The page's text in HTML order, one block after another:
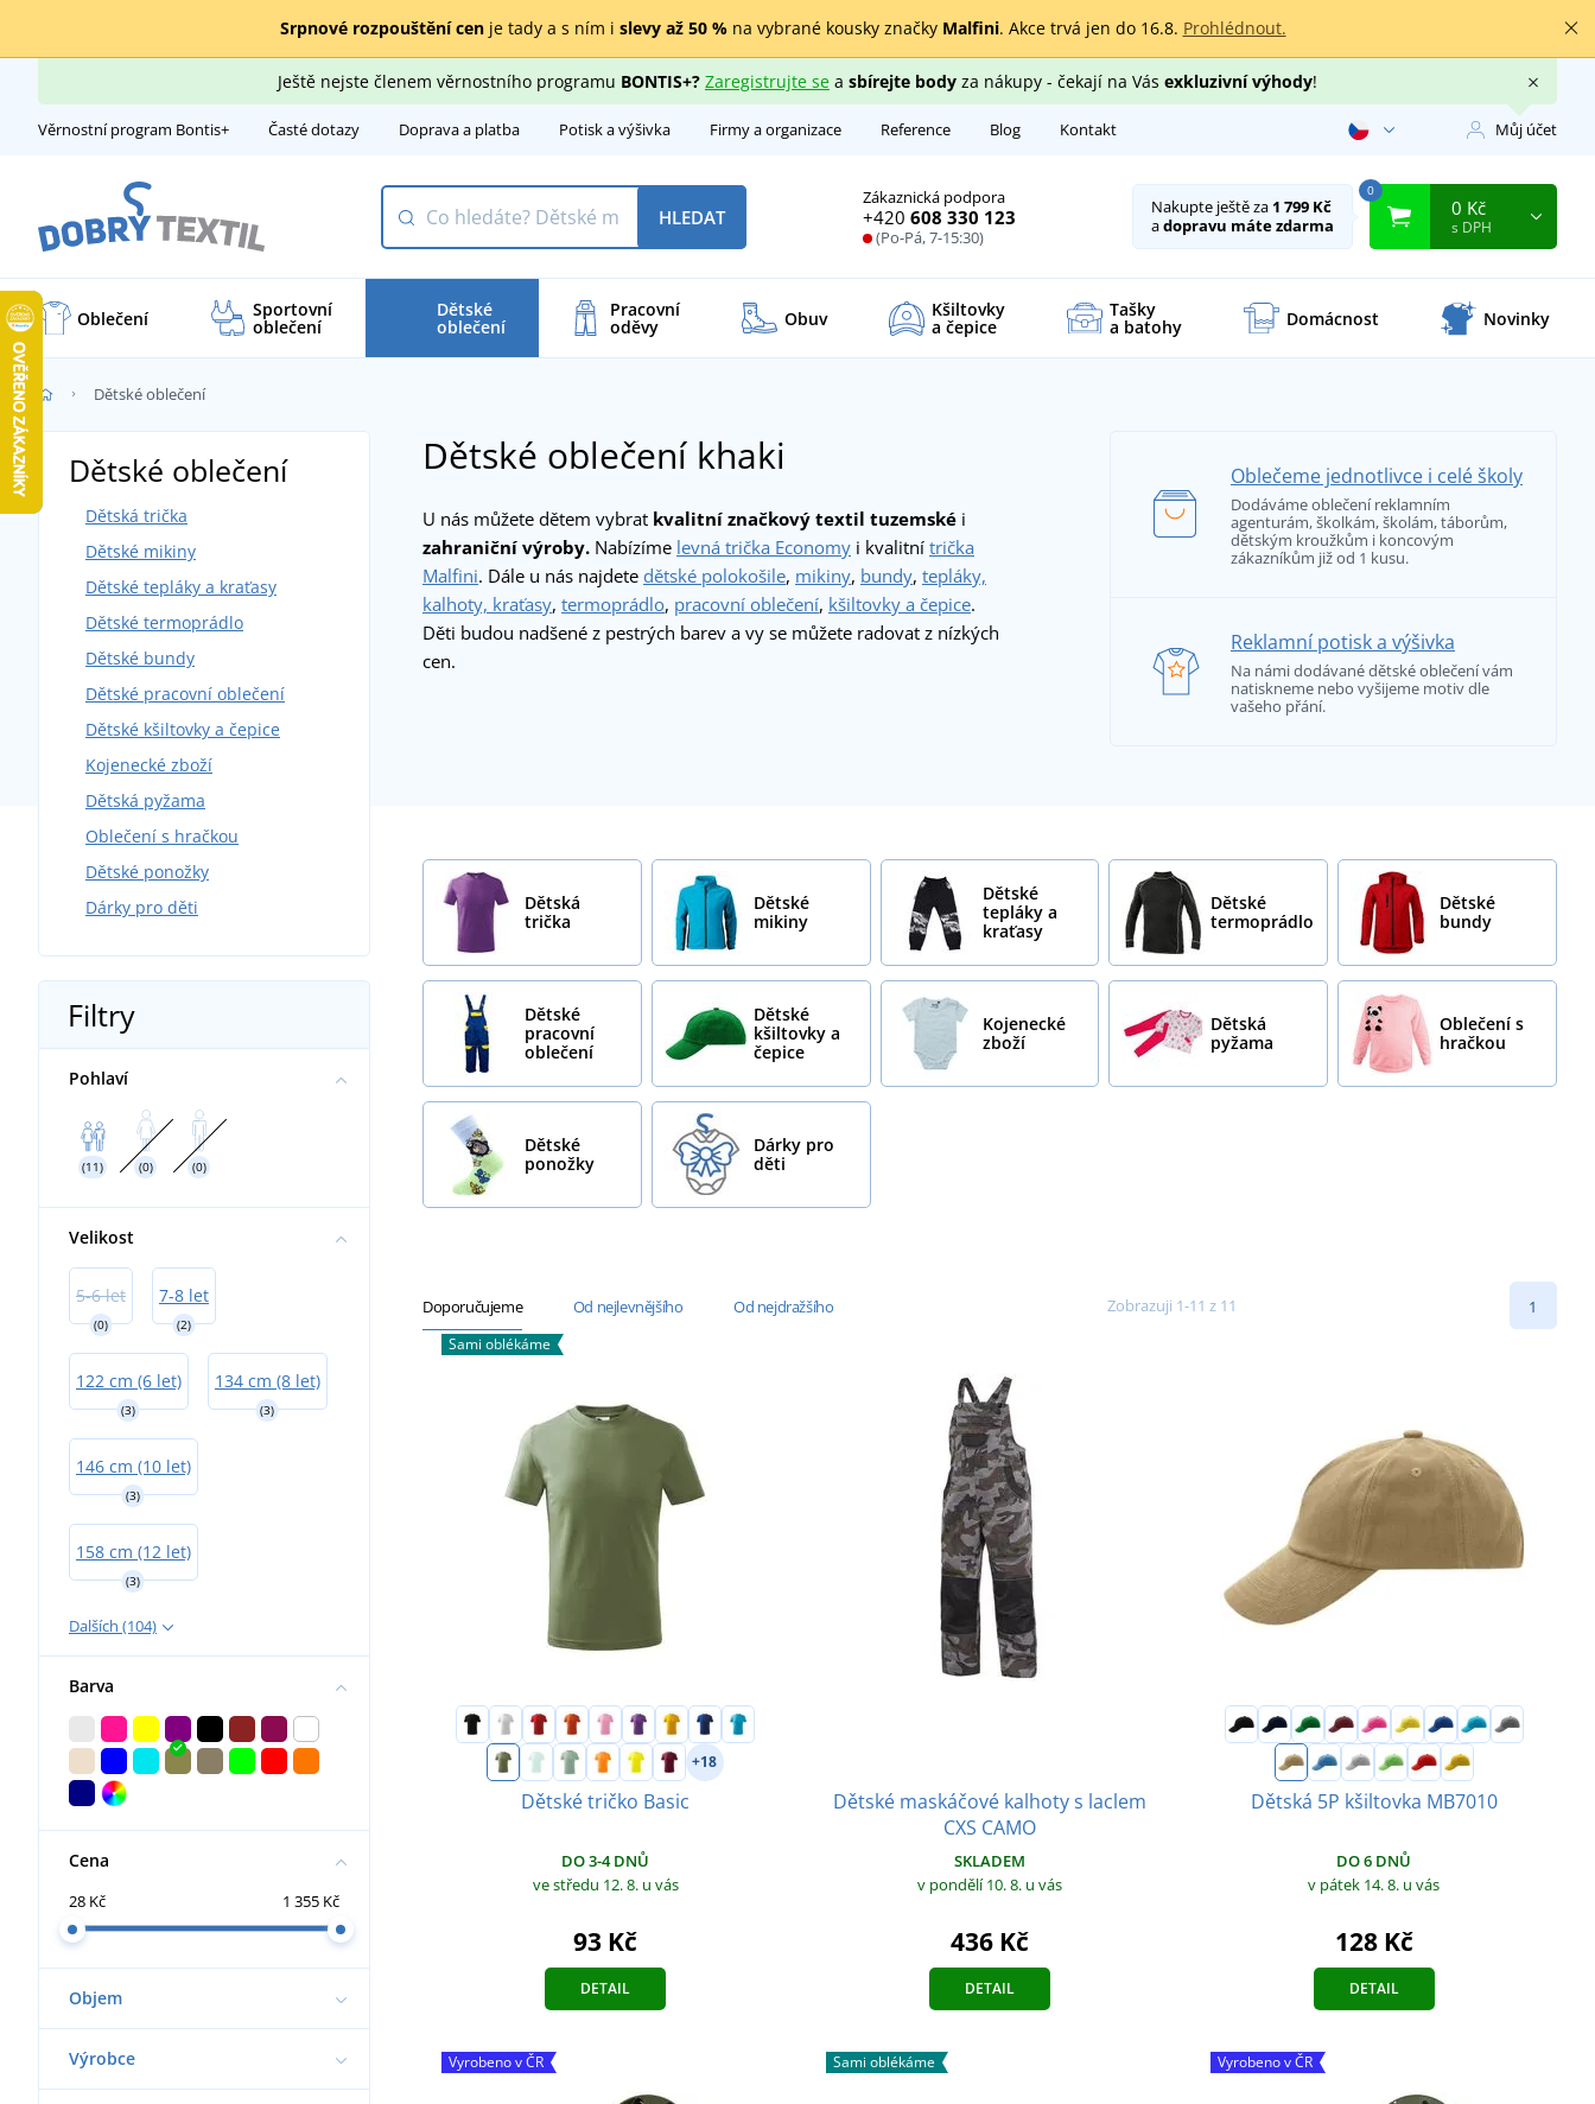
Srpnové rozpouštění cenje tady a s ním i slevy až 50 %na vybrané kousky značky Malfini. Akce trvá jen do 16.8. Prohlédnout.
Ještě nejste členem věrnostního programu BONTIS+? Zaregistrujte sea sbírejte bodyza nákupy - čekají na Vás exkluzivní výhody!
Věrnostní program Bontis+ Časté dotazy Doprava a platba Potisk a výšivka Firmy a organizace Reference Blog Kontakt Můj účet
Zákaznická podpora
+420 608 330 123
(Po-Pá, 7-15:30)
HLEDAT Nakupte ještě za 1 799 Kč
adopravu máte zdarma
0
0 Kč
s DPH
Oblečení Sportovní
oblečení
Dětské
oblečení
Pracovní
oděvy Obuv Kšiltovky
a čepice
Tašky
a batohy Domácnost Novinky
Dětské oblečení
Dětské oblečení khaki
U nás můžete dětem vybrat kvalitní značkový textil tuzemské i
zahraniční výroby. Nabízíme levná trička Economy i kvalitní trička
Malfini. Dále u nás najdete dětské polokošile, mikiny, bundy, tepláky,
kalhoty, kraťasy, termoprádlo, pracovní oblečení, kšiltovky a čepice.
Děti budou nadšené z pestrých barev a vy se můžete radovat z nízkých
cen.
Oblečeme jednotlivce i celé školy
Dodáváme oblečení reklamním
agenturám, školkám, školám, táborům,
dětským kroužkům i koncovým
zákazníkům již od 1 kusu.
Reklamní potisk a výšivka
Na námi dodávané dětské oblečení vám
natiskneme nebo vyšijeme motiv dle
vašeho přání.
Dětská
trička
Dětské
mikiny
Dětské
tepláky a
kraťasy
Dětské
termoprádlo
Dětské
bundy
Dětské
pracovní
oblečení
Dětské
kšiltovky a
čepice
Kojenecké
zboží
Dětská
pyžama
Oblečení s
hračkou
Dětské
ponožky
Dárky pro
děti
Dětské oblečení
Dětská trička
Dětské mikiny
Dětské tepláky a kraťasy
Dětské termoprádlo
Dětské bundy
Dětské pracovní oblečení
Dětské kšiltovky a čepice
Kojenecké zboží
Dětská pyžama
Oblečení s hračkou
Dětské ponožky
Dárky pro děti
Filtry
Pohlaví
(11) (0) (0)
Velikost
5-6 let
(0)
7-8 let
(2)
122 cm (6 let)
(3)
134 cm (8 let)
(3)
146 cm (10 let)
(3)
158 cm (12 let)
(3)
Dalších (104)
Barva
Cena
28 Kč 1 355 Kč
Objem
Výrobce
Doporučujeme Od nejlevnějšího Od nejdražšího Zobrazuji 1-11 z 11 1
Sami oblékáme
+18
Dětské tričko Basic
DO 3-4 DNŮ
ve středu 12. 8. u vás
93 Kč
DETAIL
Dětské maskáčové kalhoty s laclem
CXS CAMO
SKLADEM
v pondělí 10. 8. u vás
436 Kč
DETAIL
Dětská 5P kšiltovka MB7010
DO 6 DNŮ
v pátek 14. 8. u vás
128 Kč
DETAIL
Vyrobeno v ČR Sami oblékáme Vyrobeno v ČR